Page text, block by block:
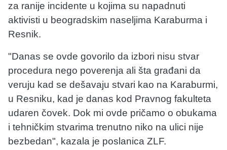
za ranije incidente u kojima su napadnuti
aktivisti u beogradskim naseljima Karaburma i
Resnik.
"Danas se ovde govorilo da izbori nisu stvar
procedura nego poverenja ali šta građani da
veruju kad se dešavaju stvari kao na Karaburmi,
u Resniku, kad je danas kod Pravnog fakulteta
udaren čovek. Dok mi ovde pričamo o obukama
i tehničkim stvarima trenutno niko na ulici nije
bezbedan", kazala je poslanica ZLF.